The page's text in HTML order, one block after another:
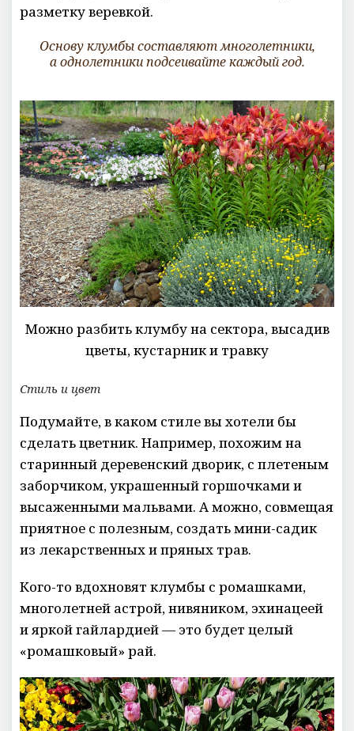
разметку веревкой.
Основу клумбы составляют многолетники,
а однолетники подсеивайте каждый год.
Можно разбить клумбу на сектора, высадив
цветы, кустарник и травку
Стиль и цвет
Подумайте, в каком стиле вы хотели бы
сделать цветник. Например, похожим на
старинный деревенский дворик, с плетеным
заборчиком, украшенный горшочками и
высаженными мальвами. А можно, совмещая
приятное с полезным, создать мини-садик
из лекарственных и пряных трав.
Кого-то вдохновят клумбы с ромашками,
многолетней астрой, нивяником, эхинацеей
и яркой гайлардией — это будет целый
«ромашковый» рай.